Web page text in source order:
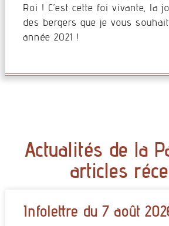
Roi ! C’est cette foi vivante, la
des bergers que je vous
année 2021 !
Actualités de la
articles
Infolettre du 7 août